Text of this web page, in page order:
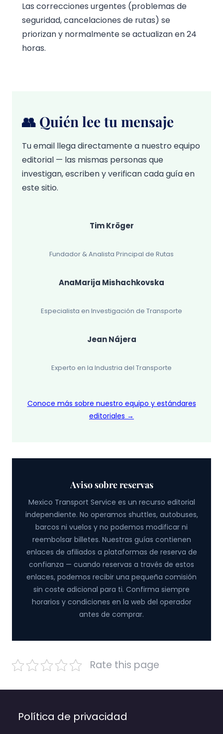
Las correcciones urgentes (problemas de
seguridad, cancelaciones de rutas) se
priorizan y normalmente se actualizan en 24
horas.
👥 Quién lee tu mensaje
Tu email llega directamente a nuestro equipo
editorial — las mismas personas que
investigan, escriben y verifican cada guía en
este sitio.
Tim Kröger
Fundador & Analista Principal de Rutas
AnaMarija Mishachkovska
Especialista en Investigación de Transporte
Jean Nájera
Experto en la Industria del Transporte
Conoce más sobre nuestro equipo y estándares
editoriales →
Aviso sobre reservas
Mexico Transport Service es un recurso editorial
independiente. No operamos shuttles, autobuses,
barcos ni vuelos y no podemos modificar ni
reembolsar billetes. Nuestras guías contienen
enlaces de afiliados a plataformas de reserva de
confianza — cuando reservas a través de estos
enlaces, podemos recibir una pequeña comisión
sin coste adicional para ti. Confirma siempre
horarios y condiciones en la web del operador
antes de comprar.
Rate this page
Política de privacidad